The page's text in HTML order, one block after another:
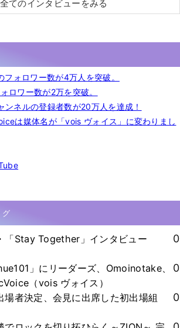
全てのインタビューをみる
ォロワー数が4万人を突破。
ワー数が2万を突破。
ネルの登録者数が20万人を達成！
は媒体名が「vois ヴォイス」に変わりまし
「Stay Together」インタビュー
0
」にリーダーズ、Omoinotake、
（vois ヴォイス）
0
場者決定、会見に出席した初出場組
0